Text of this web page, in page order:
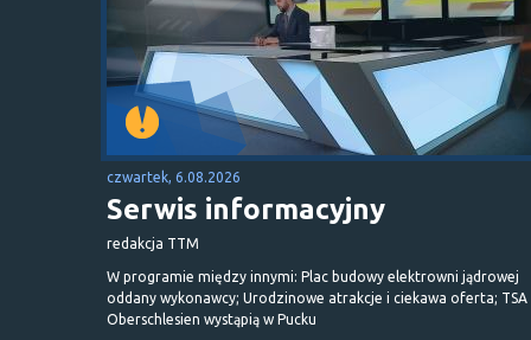
czwartek, 6.08.2026
Serwis informacyjny
redakcja TTM
W programie między innymi: Plac budowy elektrowni jądrowej
oddany wykonawcy; Urodzinowe atrakcje i ciekawa oferta; TSA
Oberschlesien wystąpią w Pucku